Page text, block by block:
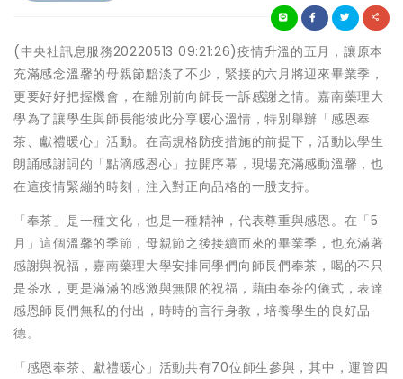
(中央社訊息服務20220513 09:21:26)疫情升溫的五月，讓原本
充滿感念溫馨的母親節黯淡了不少，緊接的六月將迎來畢業季，
更要好好把握機會，在離別前向師長一訴感謝之情。嘉南藥理大
學為了讓學生與師長能彼此分享暖心溫情，特別舉辦「感恩奉
茶、獻禮暖心」活動。在高規格防疫措施的前提下，活動以學生
朗誦感謝詞的「點滴感恩心」拉開序幕，現場充滿感動溫馨，也
在這疫情緊繃的時刻，注入對正向品格的一股支持。
「奉茶」是一種文化，也是一種精神，代表尊重與感恩。在「5
月」這個溫馨的季節，母親節之後接續而來的畢業季，也充滿著
感謝與祝福，嘉南藥理大學安排同學們向師長們奉茶，喝的不只
是茶水，更是滿滿的感激與無限的祝福，藉由奉茶的儀式，表達
感恩師長們無私的付出，時時的言行身教，培養學生的良好品
德。
「感恩奉茶、獻禮暖心」活動共有70位師生參與，其中，運管四